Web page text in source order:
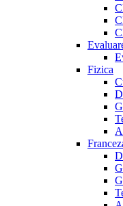
Fizica